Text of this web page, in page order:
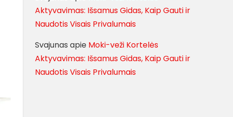
Aktyvavimas: Išsamus Gidas, Kaip Gauti ir
Naudotis Visais Privalumais
Svajunas apie Moki-veži Kortelės
Aktyvavimas: Išsamus Gidas, Kaip Gauti ir
Naudotis Visais Privalumais